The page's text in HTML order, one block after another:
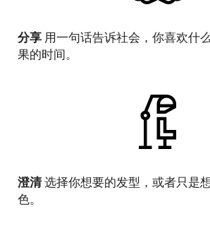
分享 用一句话告诉社会，你喜欢什
果的时间。
澄清选择你想要的发型，或者只是
色。